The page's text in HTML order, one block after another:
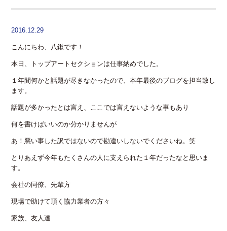
2016.12.29
こんにちわ、八鍬です！
本日、トップアートセクションは仕事納めでした。
１年間何かと話題が尽きなかったので、本年最後のブログを担当致し
ます。
話題が多かったとは言え、ここでは言えないような事もあり
何を書けばいいのか分かりませんが
あ！悪い事した訳ではないので勘違いしないでくださいね。笑
とりあえず今年もたくさんの人に支えられた１年だったなと思いま
す。
会社の同僚、先輩方
現場で助けて頂く協力業者の方々
家族、友人達